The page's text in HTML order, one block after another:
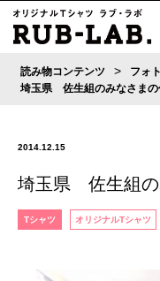
読み物コンテンツ > フォ
埼玉県 佐生組のみなさまの
2014.12.15
埼玉県 佐生組の
Tシャツ オリジナルTシャツ